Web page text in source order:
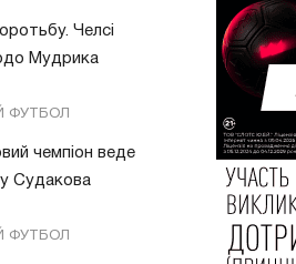
Челсі
Мудрика
ФУТБОЛ
чемпіон веде
Судакова
ФУТБОЛ